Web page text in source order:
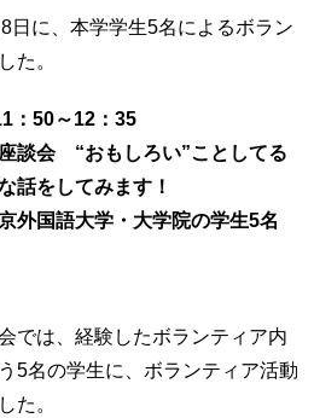
日に、本学学生5名によるボラン
た。
50～12：35
談会 “おもしろい”ことしてる
話をしてみます！
外国語大学・大学院の学生5名
では、経験したボランティア内
5名の学生に、ボランティア活動
た。